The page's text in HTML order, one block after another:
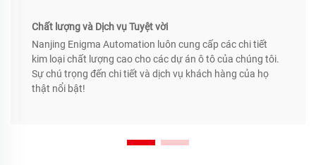
Chất lượng và Dịch vụ Tuyệt vời
Nanjing Enigma Automation luôn cung cấp các chi tiết
kim loại chất lượng cao cho các dự án ô tô của chúng tôi.
Sự chú trọng đến chi tiết và dịch vụ khách hàng của họ
thật nổi bật!